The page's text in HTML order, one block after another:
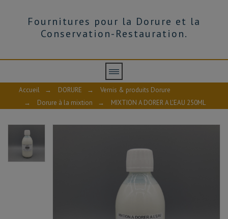
Fournitures pour la Dorure et la
Conservation-Restauration.
Accueil → DORURE →
Vernis & produits Dorure
→
Dorure à la mixtion → MIXTION A DORER A L'EAU 250ML
AVIS À PROPOS DU PRODUIT
10 /10
Basé sur 1 avis